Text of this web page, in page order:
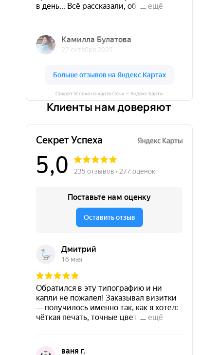
Секрет Успеха на карте Сочи — Яндекс Карты
Клиенты нам доверяют